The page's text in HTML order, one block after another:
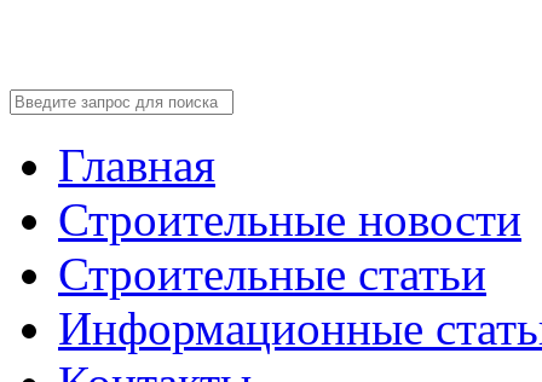
Главная
Строительные новости
Строительные статьи
Информационные